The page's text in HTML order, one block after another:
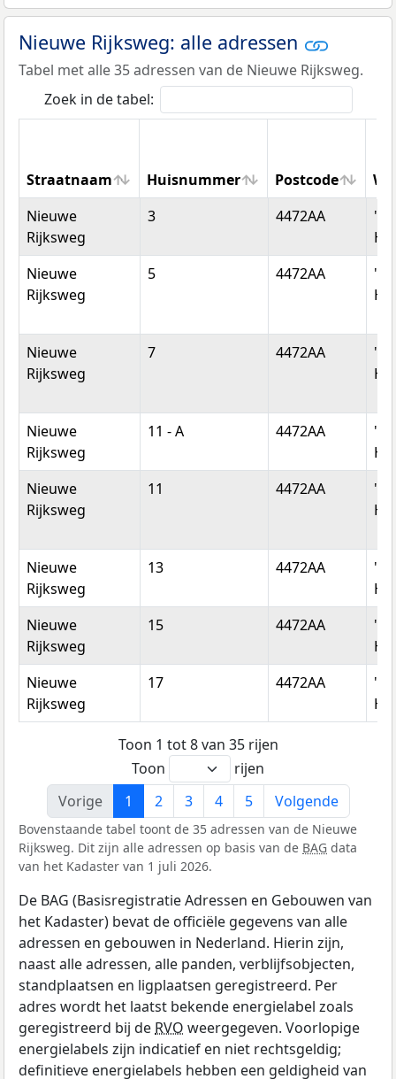
Nieuwe Rijksweg: alle adressen
Tabel met alle 35 adressen van de Nieuwe Rijksweg.
Zoek in de tabel:
Straatnaam Huisnummer Postcode
Straatnaam
Huisnummer Postcode
Nieuwe
Rijksweg
3 4472AA
's-
Nieuwe
Rijksweg
5 4472AA
's-
Nieuwe
Rijksweg
7 4472AA
's-
Nieuwe
Rijksweg
11 - A 4472AA
's-
Nieuwe
Rijksweg
11 4472AA
's-
Nieuwe
Rijksweg
13 4472AA
's-
Nieuwe
Rijksweg
15 4472AA
's-
Nieuwe
Rijksweg
17 4472AA
's-
Toon 1 tot 8 van 35 rijen
Toon
rijen
Vorige
1 2 3 4 5 Volgende
Bovenstaande tabel toont de 35 adressen van de Nieuwe
Rijksweg. Dit zijn alle adressen op basis van de BAG data
van het Kadaster van 1 juli 2026.
De BAG (Basisregistratie Adressen en Gebouwen van
het Kadaster) bevat de officiële gegevens van alle
adressen en gebouwen in Nederland. Hierin zijn,
naast alle adressen, alle panden, verblijfsobjecten,
standplaatsen en ligplaatsen geregistreerd. Per
adres wordt het laatst bekende energielabel zoals
geregistreerd bij de RVO weergegeven. Voorlopige
energielabels zijn indicatief en niet rechtsgeldig;
definitieve energielabels hebben een geldigheid van